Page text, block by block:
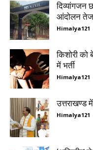
दिव्यांगजन
आंदोलन तेज
Himalya121
किशोरी को
में भर्ती
Himalya121
उत्तराखण्ड
Himalya121